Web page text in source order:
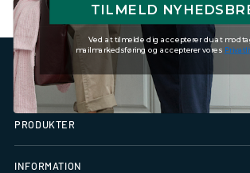
BRUG FOR HJÆLP?
PRODUKTER
INFORMATION
TILMELD
Ved at tilmelde dig accepterer du at
mailmarkedsføring og accepterer vores